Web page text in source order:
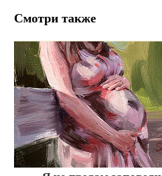
Смотри также